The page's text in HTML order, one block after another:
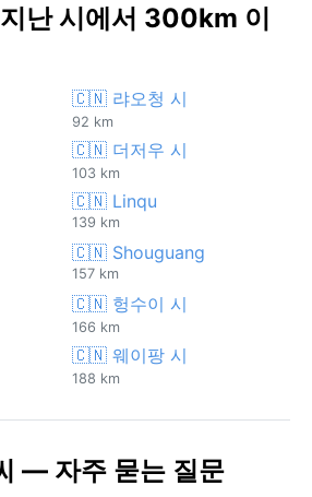
난 시에서 300km 이
🇨🇳 랴오청 시
92 km
🇨🇳 더저우 시
103 km
🇨🇳 Linqu
139 km
🇨🇳 Shouguang
157 km
🇨🇳 헝수이 시
166 km
🇨🇳 웨이팡 시
188 km
— 자주 묻는 질문